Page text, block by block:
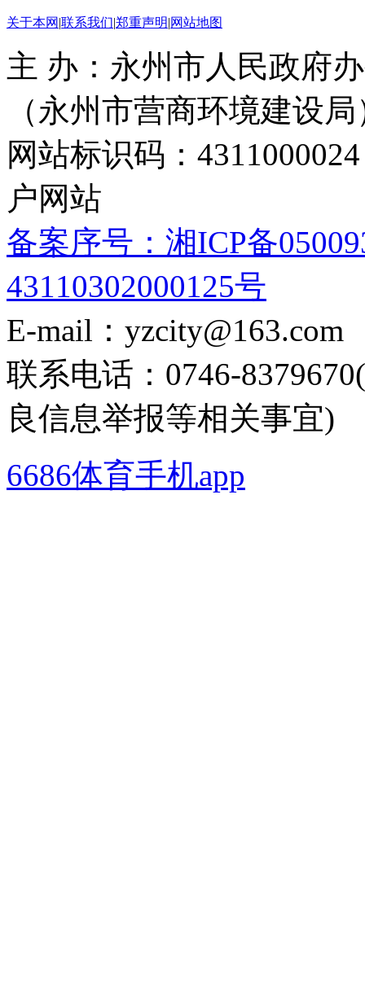
关于本网 |联系我们|郑重声明|网站地图
主 办：永州市人民政府
（永州市营商环境建设局
网站标识码：
户网站
备案序号：湘ICP备
43110302000125号
E-mail：yzcity@163.com
联系电话：0746-
良信息举报等相关事宜)
6686体育手机app